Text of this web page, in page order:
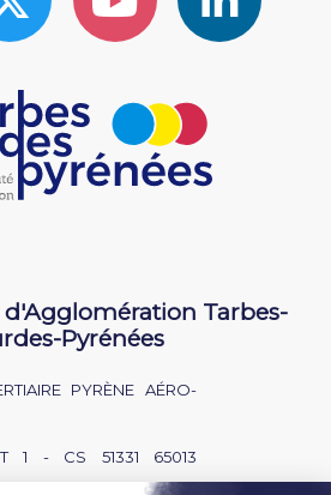
Tarbes-
Pyrénées
PYRÈNE AÉRO-
1 - CS 51331 65013